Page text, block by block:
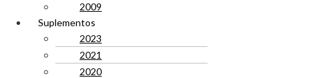
2009
Suplementos
2023
2021
2020